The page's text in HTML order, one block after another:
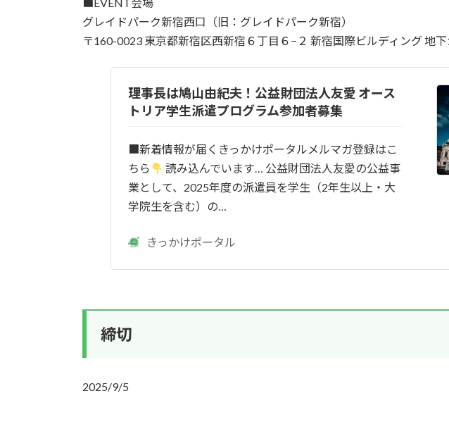
■EVENT会場
グレイドパーク新宿西口（旧：グレイドパーク新宿）
〒160-0023 東京都新宿区西新宿６丁目６−２ 新宿国際ビルディング 地
理事長は鳩山由紀夫！公益財団法人友愛 オース
トリア学生派遣プログラム参加者募集
■新着情報が届くきっかけポータルメルマガ登録はこ
ちら
読み込んでいます… 公益財団法人友愛の公益事
業として、2025年度の派遣員を学生（2年生以上・大
学院生を含む）の…
きっかけポータル
締切
2025/9/5